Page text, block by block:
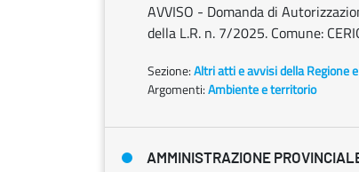
AVVISO - Domanda di
della L.R. n. 7/2025. Comune:
Sezione:Altri atti e avvisi della Regione
Argomenti:Ambiente e territorio
AMMINISTRAZIONE